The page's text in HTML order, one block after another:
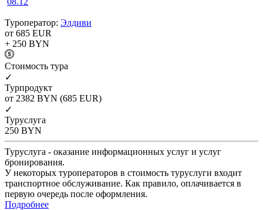
Туроператор: Элдиви
от 685 EUR
+ 250 BYN
Cтоимость тура
✓
Турпродукт
от 2382 BYN (685 EUR)
✓
Туруслуга
250 BYN
Туруслуга - оказание информационных услуг и услуг
бронирования.
У некоторых туроператоров в стоимость туруслуги входит
транспортное обслуживание. Как правило, оплачивается в
первую очередь после оформления.
Подробнее